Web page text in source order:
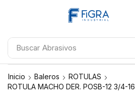
Buscar Abrasivos
Inicio Baleros
ROTULAS
ROTULA MACHO DER. POSB-12 3/4-16